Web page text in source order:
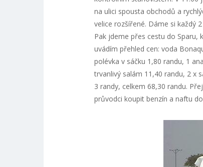
na ulici spousta obchodů a
velice rozšířené. Dáme si každý
Pak jdeme přes cestu do Sparu,
uvádím přehled cen: voda
polévka v sáčku 1,80 randu, 1
trvanlivý salám 11,40 randu, 2 x
3 randy, celkem 68,30 randu.
průvodci koupit benzín a naftu